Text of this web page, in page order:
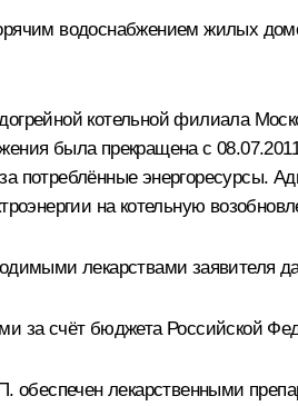
водоснабжением жилых
котельной филиала
была прекращена с
потреблённые энергоресурсы.
на котельную
лекарствами заявителя
за счёт бюджета Российской
лекарственными